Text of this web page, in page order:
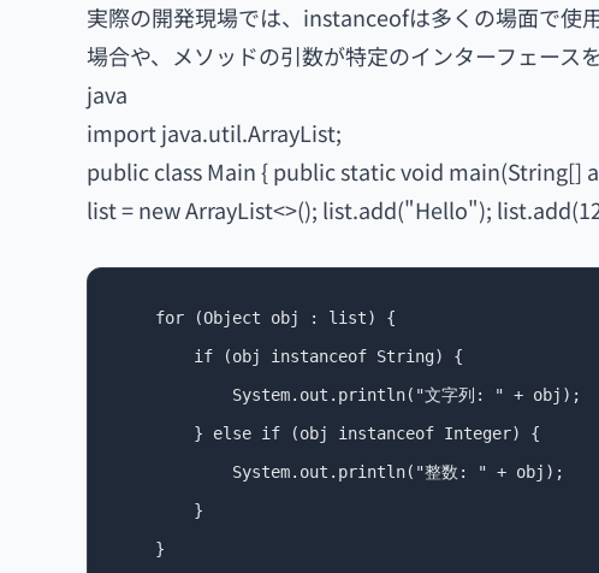
実際の開発現場では、instanceofは多くの場面で使
場合や、メソッドの引数が特定のインターフェース
java
import java.util.ArrayList;
public class Main { public static void main(String[]
list = new ArrayList<>(); list.add("Hello");
    for (Object obj : list) {
        if (obj instanceof String) {
            System.out.println("文字列: " + obj);
        } else if (obj instanceof Integer) {
            System.out.println("整数: " + obj);
        }
    }